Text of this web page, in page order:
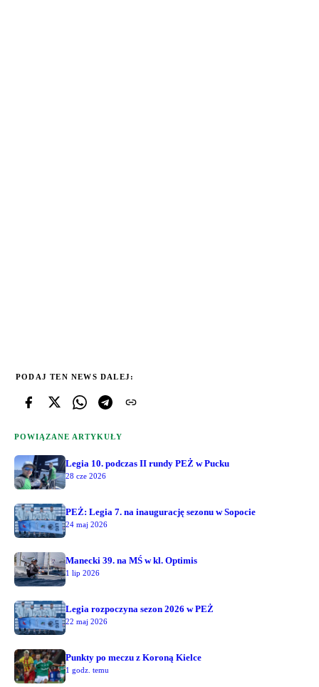
PODAJ TEN NEWS DALEJ:
POWIĄZANE ARTYKUŁY
Legia 10. podczas II rundy PEŻ w Pucku
28 cze 2026
PEŻ: Legia 7. na inaugurację sezonu w Sopocie
24 maj 2026
Manecki 39. na MŚ w kl. Optimis
1 lip 2026
Legia rozpoczyna sezon 2026 w PEŻ
22 maj 2026
Punkty po meczu z Koroną Kielce
1 godz. temu